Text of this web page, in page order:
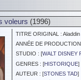
voleurs (1996)
TITRE ORIGINAL :
ANNÉE DE
STUDIO : [WALT DISNEY
GENRES : [HISTORIQUE]
AUTEUR : [STONES TAD]